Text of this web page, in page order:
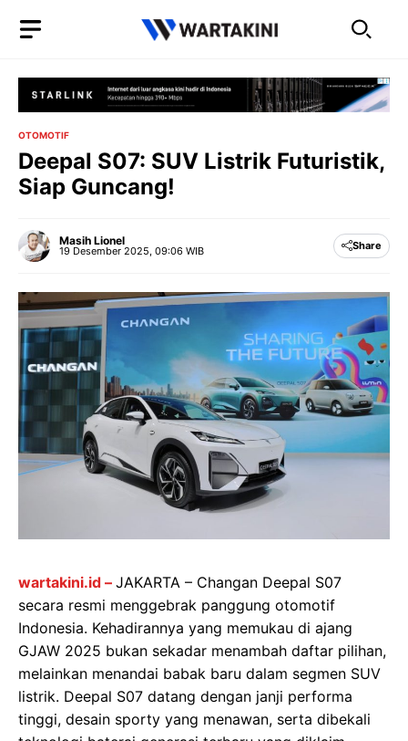
OTOMOTIF
Deepal S07: SUV Listrik Futuristik,
Siap Guncang!
Masih Lionel
19 Desember 2025, 09:06 WIB Share
wartakini.id – JAKARTA – Changan Deepal S07
secara resmi menggebrak panggung otomotif
Indonesia. Kehadirannya yang memukau di ajang
GJAW 2025 bukan sekadar menambah daftar pilihan,
melainkan menandai babak baru dalam segmen SUV
listrik. Deepal S07 datang dengan janji performa
tinggi, desain sporty yang menawan, serta dibekali